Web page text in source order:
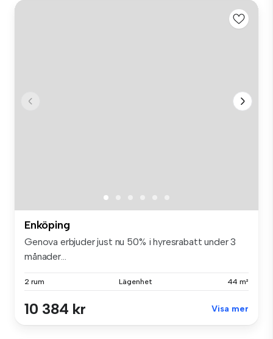
Enköping
Genova erbjuder just nu 50% i hyresrabatt under 3
månader...
2 rum Lägenhet 44 m²
10 384 kr Visa mer